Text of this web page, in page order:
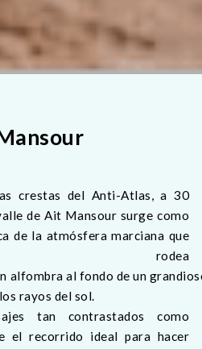
crestas del Anti-Atlas, a 30
de Ait Mansour surge como
de la atmósfera marciana que
alfombra al fondo de un
rayos del sol.
tan contrastados como
el recorrido ideal para hacer